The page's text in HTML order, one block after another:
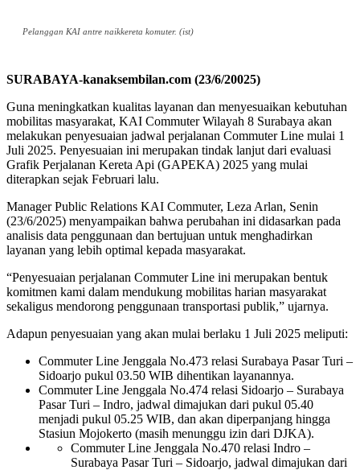
Pelanggan KAI antre naikkereta komuter. (ist)
SURABAYA-kanaksembilan.com (23/6/20025)
Guna meningkatkan kualitas layanan dan menyesuaikan kebutuhan
mobilitas masyarakat, KAI Commuter Wilayah 8 Surabaya akan
melakukan penyesuaian jadwal perjalanan Commuter Line mulai 1
Juli 2025. Penyesuaian ini merupakan tindak lanjut dari evaluasi
Grafik Perjalanan Kereta Api (GAPEKA) 2025 yang mulai
diterapkan sejak Februari lalu.
Manager Public Relations KAI Commuter, Leza Arlan, Senin
(23/6/2025) menyampaikan bahwa perubahan ini didasarkan pada
analisis data penggunaan dan bertujuan untuk menghadirkan
layanan yang lebih optimal kepada masyarakat.
“Penyesuaian perjalanan Commuter Line ini merupakan bentuk
komitmen kami dalam mendukung mobilitas harian masyarakat
sekaligus mendorong penggunaan transportasi publik,” ujarnya.
Adapun penyesuaian yang akan mulai berlaku 1 Juli 2025 meliputi:
Commuter Line Jenggala No.473 relasi Surabaya Pasar Turi –
Sidoarjo pukul 03.50 WIB dihentikan layanannya.
Commuter Line Jenggala No.474 relasi Sidoarjo – Surabaya
Pasar Turi – Indro, jadwal dimajukan dari pukul 05.40
menjadi pukul 05.25 WIB, dan akan diperpanjang hingga
Stasiun Mojokerto (masih menunggu izin dari DJKA).
Commuter Line Jenggala No.470 relasi Indro –
Surabaya Pasar Turi – Sidoarjo, jadwal dimajukan dari